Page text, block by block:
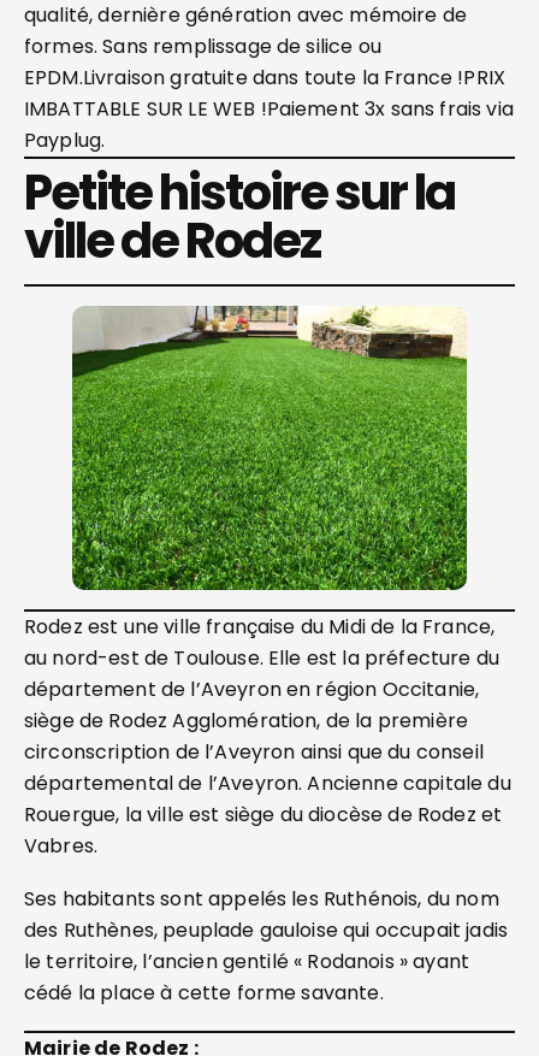
qualité, dernière génération avec mémoire de
formes. Sans remplissage de silice ou
EPDM.Livraison gratuite dans toute la France !PRIX
IMBATTABLE SUR LE WEB !Paiement 3x sans frais via
Payplug.
Petite histoire sur la
ville de Rodez
Rodez est une ville française du Midi de la France,
au nord-est de Toulouse. Elle est la préfecture du
département de l’Aveyron en région Occitanie,
siège de Rodez Agglomération, de la première
circonscription de l’Aveyron ainsi que du conseil
départemental de l’Aveyron. Ancienne capitale du
Rouergue, la ville est siège du diocèse de Rodez et
Vabres.
Ses habitants sont appelés les Ruthénois, du nom
des Ruthènes, peuplade gauloise qui occupait jadis
le territoire, l’ancien gentilé « Rodanois » ayant
cédé la place à cette forme savante.
Mairie de Rodez :